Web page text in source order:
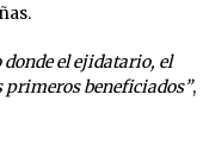
el ejidatario, el
primeros beneficiados”,